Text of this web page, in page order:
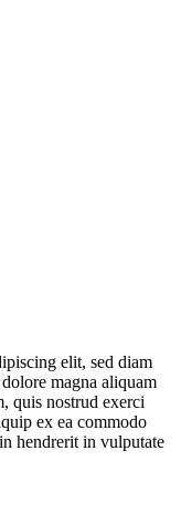
elit, sed diam
magna aliquam
quis nostrud exerci
ex ea commodo
hendrerit in vulputate